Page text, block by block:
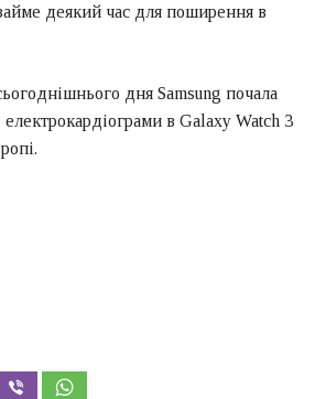
деякий час для поширення в
дня Samsung почала
в Galaxy Watch 3